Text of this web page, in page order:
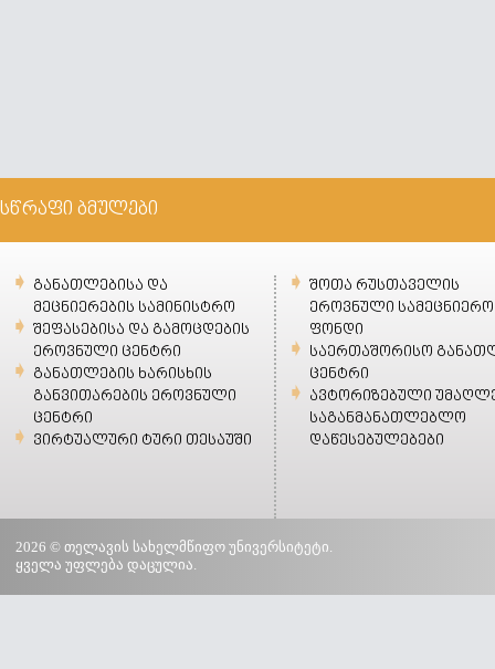
სწრაფი ბმულები
განათლებისა და
მეცნიერების სამინისტრო
შეფასებისა და გამოცდების
ეროვნული ცენტრი
განათლების ხარისხის
განვითარების ეროვნული
ცენტრი
ვირტუალური ტური თესაუში
შოთა რუსთაველის
ეროვნული სამეცნიერო
ფონდი
საერთაშორისო
ცენტრი
ავტორიზებული
საგანმანათლებლო
დაწესებულებები
2026 © თელავის სახელმწიფო უნივერსიტეტი.
ყველა უფლება დაცულია.